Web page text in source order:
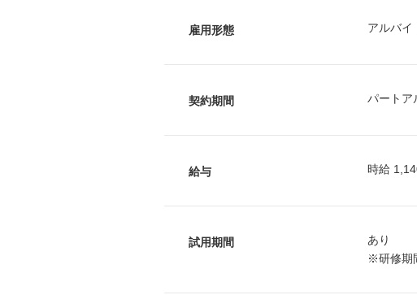
雇用形態 アルバイ
契約期間 パートア
給与 時給
試用期間
あり
※研修期